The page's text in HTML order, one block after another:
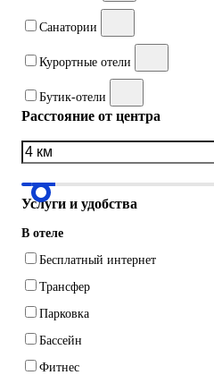
Санатории
Курортные отели
Бутик-отели
Расстояние от центра
Услуги и удобства
В отеле
Бесплатный интернет
Трансфер
Парковка
Бассейн
Фитнес